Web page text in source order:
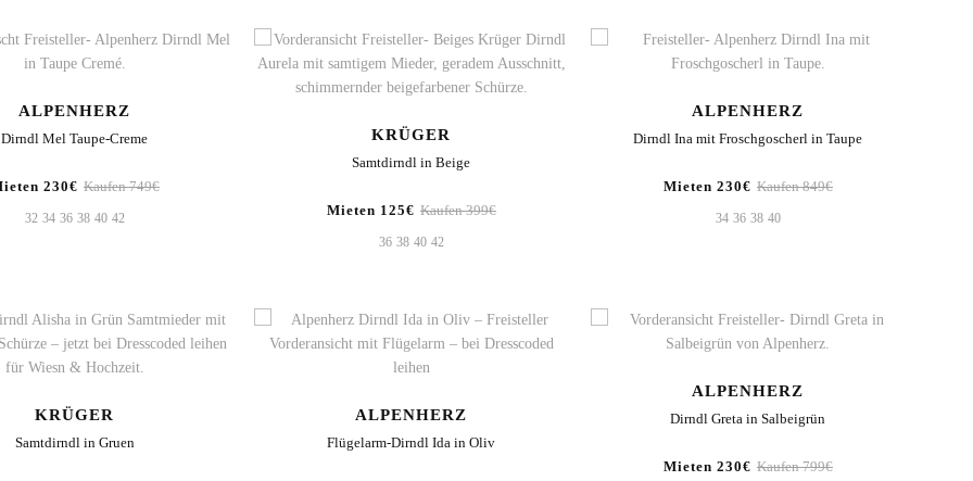
ALPENHERZ
Dirndl Mel Taupe-Creme
230€ Kaufen 749€
32 34 36 38 40 42
KRÜGER
Samtdirndl in Beige
Mieten 125€ Kaufen 399€
36 38 40 42
ALPENHERZ
Dirndl Ina mit Froschgoscherl in Taupe
Mieten 230€ Kaufen 849€
34 36 38 40
KRÜGER
Samtdirndl in Gruen
ALPENHERZ
Flügelarm-Dirndl Ida in Oliv
ALPENHERZ
Dirndl Greta in Salbeigrün
Mieten 230€ Kaufen 799€